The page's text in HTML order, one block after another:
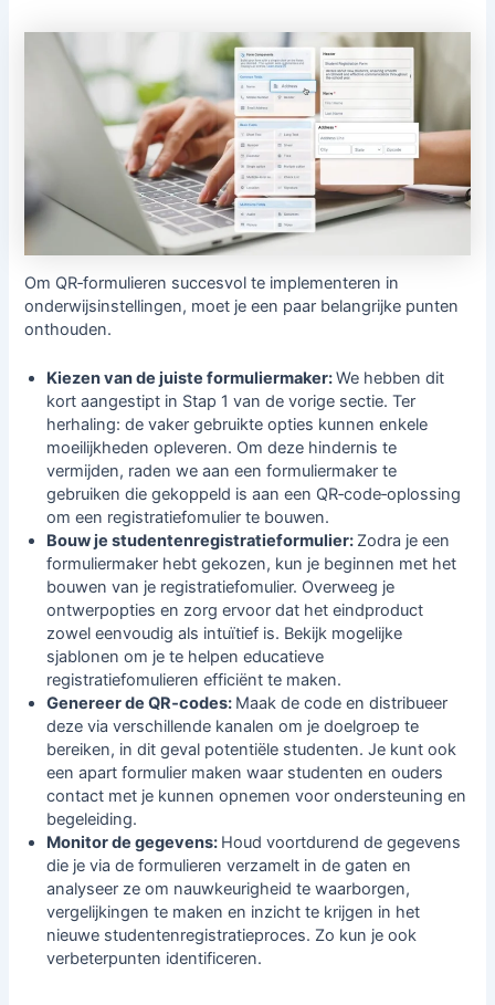
Om QR‑formulieren succesvol te implementeren in
onderwijsinstellingen, moet je een paar belangrijke punten
onthouden.
Kiezen van de juiste formuliermaker:We hebben dit
kort aangestipt in Stap 1 van de vorige sectie. Ter
herhaling: de vaker gebruikte opties kunnen enkele
moeilijkheden opleveren. Om deze hindernis te
vermijden, raden we aan een formuliermaker te
gebruiken die gekoppeld is aan een QR‑code‑oplossing
om een registratiefomulier te bouwen.
Bouw je studentenregistratieformulier: Zodra je een
formuliermaker hebt gekozen, kun je beginnen met het
bouwen van je registratiefomulier. Overweeg je
ontwerpopties en zorg ervoor dat het eindproduct
zowel eenvoudig als intuïtief is. Bekijk mogelijke
sjablonen om je te helpeneducatieve
registratiefomulieren efficiënt te maken.
Genereer de QR‑codes: Maak de code en distribueer
deze via verschillende kanalen om je doelgroep te
bereiken, in dit geval potentiële studenten. Je kunt ook
een apart formulier maken waar studenten en ouders
contact met je kunnen opnemen voor ondersteuning en
begeleiding.
Monitor de gegevens: Houd voortdurend de gegevens
die je via de formulieren verzamelt in de gaten en
analyseer ze om nauwkeurigheid te waarborgen,
vergelijkingen te maken en inzicht te krijgen in het
nieuwe studentenregistratieproces. Zo kun je ook
verbeterpunten identificeren.